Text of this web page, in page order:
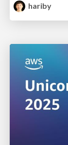
hariby